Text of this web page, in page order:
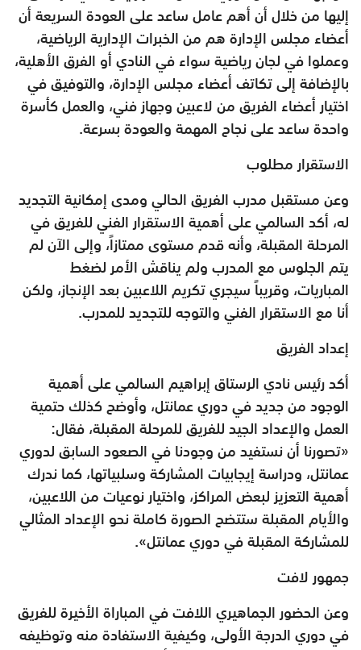
إليها من خلال أن أهم عامل ساعد على العودة السريعة أن
أعضاء مجلس الإدارة هم من الخبرات الإدارية الرياضية،
وعملوا في لجان رياضية سواء في النادي أو الفرق الأهلية،
بالإضافة إلى تكاتف أعضاء مجلس الإدارة، والتوفيق في
اختيار أعضاء الفريق من لاعبين وجهاز فني، والعمل كأسرة
واحدة ساعد على نجاح المهمة والعودة بسرعة.
الاستقرار مطلوب
وعن مستقبل مدرب الفريق الحالي ومدى إمكانية التجديد
له، أكد السالمي على أهمية الاستقرار الفني للفريق في
المرحلة المقبلة، وأنه قدم مستوى ممتازاً، وإلى الآن لم
يتم الجلوس مع المدرب ولم يناقش الأمر لضغط
المباريات، وقريباً سيجري تكريم اللاعبين بعد الإنجاز، ولكن
أنا مع الاستقرار الفني والتوجه للتجديد للمدرب.
إعداد الفريق
أكد رئيس نادي الرستاق إبراهيم السالمي على أهمية
الوجود من جديد في دوري عمانتل، وأوضح كذلك حتمية
العمل والإعداد الجيد للفريق للمرحلة المقبلة، فقال:
«تصورنا أن نستفيد من وجودنا في الصعود السابق لدوري
عمانتل، ودراسة إيجابيات المشاركة وسلبياتها، كما ندرك
أهمية التعزيز لبعض المراكز، واختيار نوعيات من اللاعبين،
والأيام المقبلة ستتضح الصورة كاملة نحو الإعداد المثالي
للمشاركة المقبلة في دوري عمانتل».
جمهور لافت
وعن الحضور الجماهيري اللافت في المباراة الأخيرة للفريق
في دوري الدرجة الأولى، وكيفية الاستفادة منه وتوظيفه